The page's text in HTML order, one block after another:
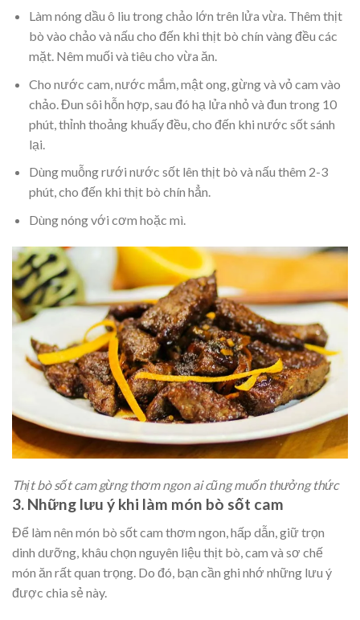
Làm nóng dầu ô liu trong chảo lớn trên lửa vừa. Thêm thịt
bò vào chảo và nấu cho đến khi thịt bò chín vàng đều các
mặt. Nêm muối và tiêu cho vừa ăn.
Cho nước cam, nước mắm, mật ong, gừng và vỏ cam vào
chảo. Đun sôi hỗn hợp, sau đó hạ lửa nhỏ và đun trong 10
phút, thỉnh thoảng khuấy đều, cho đến khi nước sốt sánh
lại.
Dùng muỗng rưới nước sốt lên thịt bò và nấu thêm 2-3
phút, cho đến khi thịt bò chín hẳn.
Dùng nóng với cơm hoặc mì.
Thịt bò sốt cam gừng thơm ngon ai cũng muốn thưởng thức
3. Những lưu ý khi làm món bò sốt cam
Để làm nên món bò sốt cam thơm ngon, hấp dẫn, giữ trọn
dinh dưỡng, khâu chọn nguyên liệu thịt bò, cam và sơ chế
món ăn rất quan trọng. Do đó, bạn cần ghi nhớ những lưu ý
được chia sẻ này.